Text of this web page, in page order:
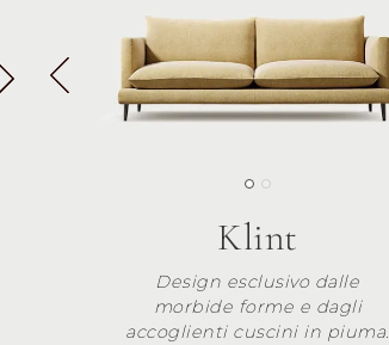
Klint
Design esclusivo dalle
morbide forme e dagli
accoglienti cuscini in piuma.